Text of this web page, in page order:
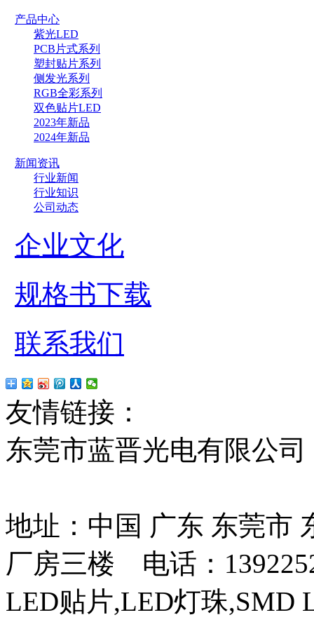
产品中心
紫光LED
PCB片式系列
塑封贴片系列
侧发光系列
RGB全彩系列
双色贴片LED
2023年新品
2024年新品
新闻资讯
行业新闻
行业知识
公司动态
企业文化
规格书下载
联系我们
友情链接：
东莞市蓝晋光电有限公
地址：中国 广东 东莞市
厂房三楼 电话：
LED贴片,LED灯珠,SMD